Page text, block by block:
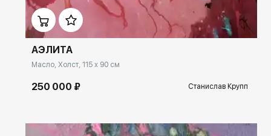
АЭЛИТА
Масло, Холст, 115 x 90 см
250 000 ₽ Станислав Крупп